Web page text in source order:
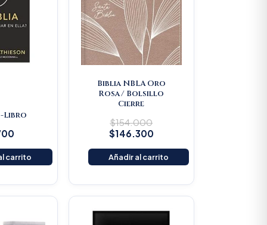
Libro
carrito
Biblia NBLA Oro
Rosa/ Bolsillo
Cierre
$154.000
$146.300
Añadir al carrito